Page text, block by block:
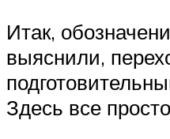
Итак,
выяснили,
Здесь все